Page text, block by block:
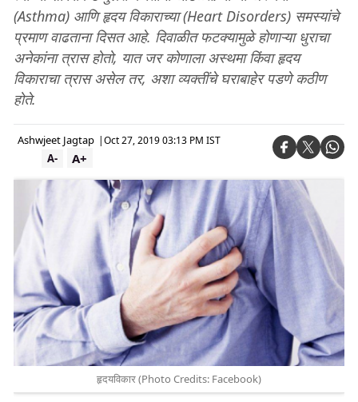
(Asthma) आणि हृदय विकाराच्या (Heart Disorders) समस्यांचे
प्रमाण वाढताना दिसत आहे. दिवाळीत फटक्यामुळे होणाऱ्या धुराचा
अनेकांना त्रास होतो, यात जर कोणाला अस्थमा किंवा हृदय
विकाराचा त्रास असेल तर, अशा व्यक्तींचे घराबाहेर पडणे कठीण
होते.
Ashwjeet Jagtap |Oct 27, 2019 03:13 PM IST
A+
A-
हृदयविकार (Photo Credits: Facebook)